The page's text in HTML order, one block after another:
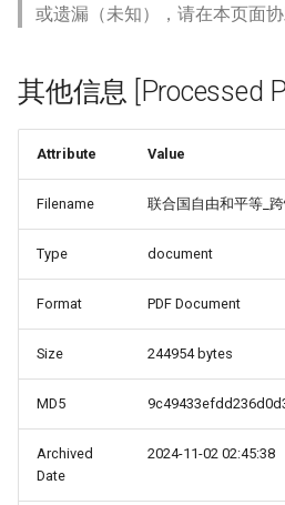
或遗漏（未知），请在本页面
其他信息 [Processed
Attribute Value
Filename 联合国自由和平等_
Type document
Format PDF Document
Size 244954 bytes
MD5
Archived
Date
2024-11-02 02:45:38